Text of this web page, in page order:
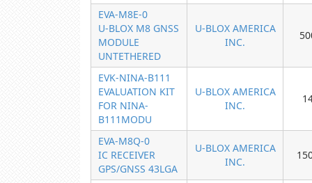
EVA-M8E-0
U-BLOX M8 GNSS
MODULE
UNTETHERED
U-BLOX AMERICA
INC.
EVK-NINA-B111
EVALUATION KIT
FOR NINA-
B111MODU
U-BLOX AMERICA
INC.
EVA-M8Q-0
IC RECEIVER
GPS/GNSS 43LGA
U-BLOX AMERICA
INC.